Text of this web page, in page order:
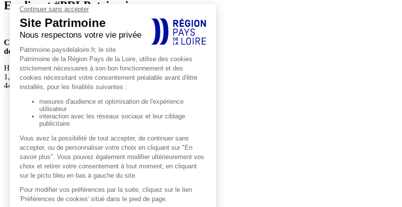
En direct #PDLPatrimoine
Conseil régional
des Pays de la Loire
Hôtel de Région
1, rue de la Loire
44966 Nantes Cedex 9
Actualités
Agenda
EXPLORER
Explorations thématiques
Petites cités de caractère
Décorer et célébrer
Défendre et protéger
Habiter la campagne
Occuper rives et rivages
Médiathèque